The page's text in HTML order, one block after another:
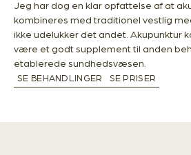
Jeg har dog en klar opfattelse af at
kombineres med traditionel vestlig
ikke udelukker det andet. Akupunktur
være et godt supplement til anden
etablerede sundhedsvæsen.
SE BEHANDLINGER SE PRISER